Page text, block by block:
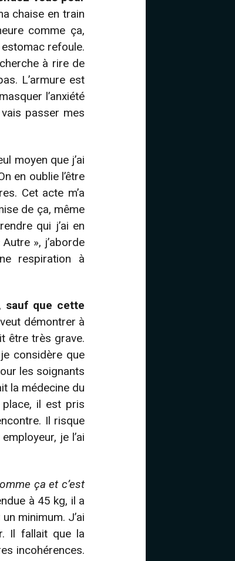
chaise en train
comme ça,
refoule.
à rire de
L’armure est
l’anxiété
passer mes
moyen que j’ai
en oublie l’être
Cet acte m’a
de ça, même
qui j’ai en
», j’aborde
respiration à
sauf que cette
démontrer à
être très grave.
considère que
les soignants
la médecine du
place, il est pris
Il risque
je l’ai
ça et c’est
à 45 kg, il a
minimum. J’ai
Il fallait que la
incohérences.